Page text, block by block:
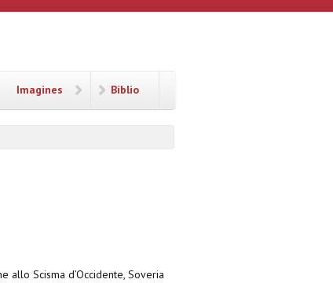
Imagines Biblio
allo Scisma d’Occidente, Soveria